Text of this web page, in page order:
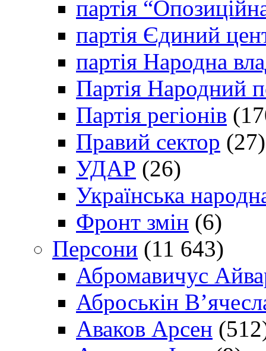
партія
партія Єдиний
партія Народна
Партія Народний
Партія регіонів
Правий сектор (27)
УДАР (26)
Українська
Фронт змін (6)
Персони (11 643)
Абромавичус
Аброськін
Аваков Арсен